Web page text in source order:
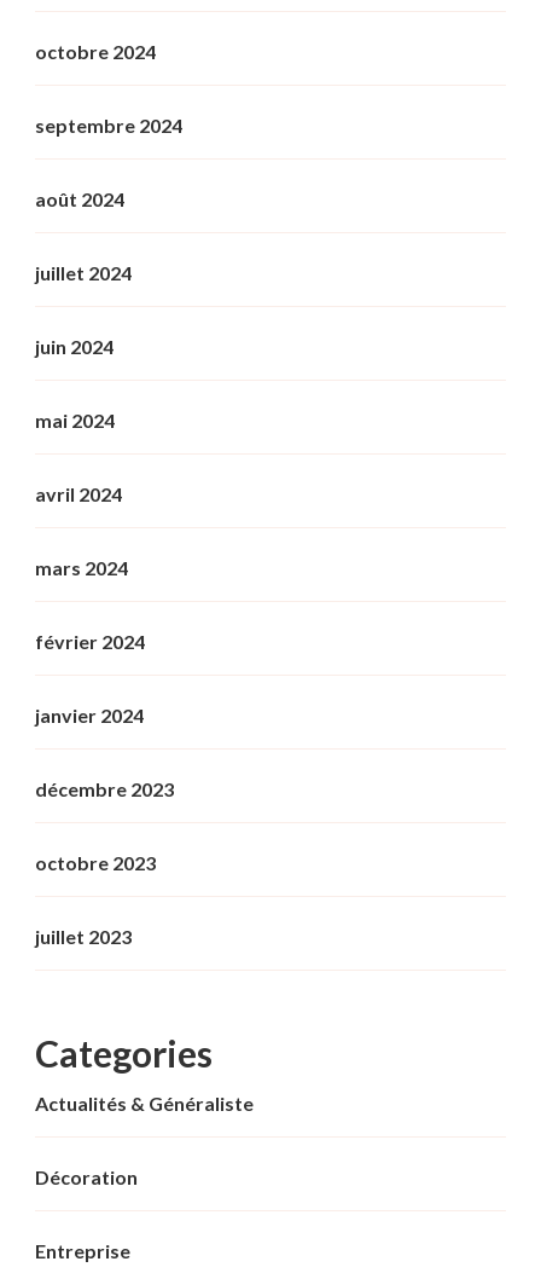
octobre 2024
septembre 2024
août 2024
juillet 2024
juin 2024
mai 2024
avril 2024
mars 2024
février 2024
janvier 2024
décembre 2023
octobre 2023
juillet 2023
Categories
Actualités & Généraliste
Décoration
Entreprise